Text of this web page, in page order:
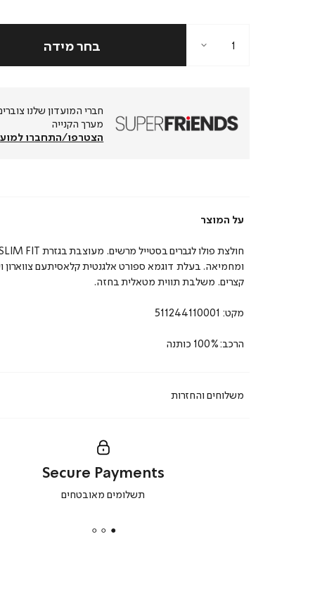
מערך הקנייה
הצטרפו/התחברו
על המוצר
משלוחים והחזרות
ומחמיאה. בעלת דוגמא ספורט אלגנטית קלאסיתעם צווארון
קצרים. משלבת תווית מטאלית בחזה.
מקט: 511244110001
הרכב:100% כותנה
secure
Secure Payments
תשלומים מאובטחים